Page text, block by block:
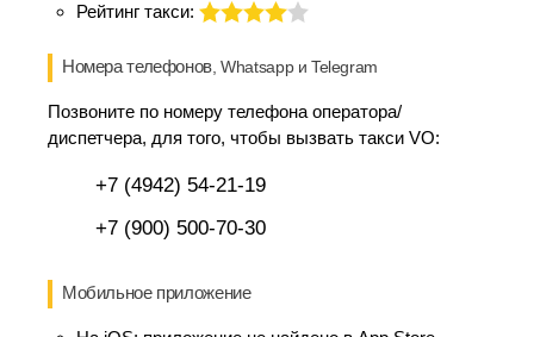
Рейтинг такси:
Номера телефонов, Whatsapp и Telegram
Позвоните по номеру телефона оператора/
диспетчера, для того, чтобы вызвать такси VO:
+7 (4942) 54-21-19
+7 (900) 500-70-30
Мобильное приложение